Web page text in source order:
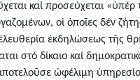
καί προσεύχεται
οἱ ὁποῖες δέν
ἐκδηλώσεως τῆς
στό δίκαιο καί
ὠφέλιμη ὑπηρεσία